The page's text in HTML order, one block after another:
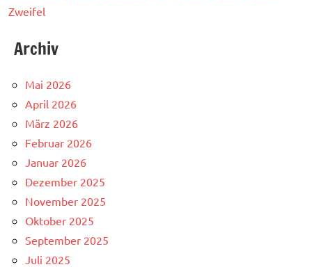
Zweifel
Archiv
Mai 2026
April 2026
März 2026
Februar 2026
Januar 2026
Dezember 2025
November 2025
Oktober 2025
September 2025
Juli 2025